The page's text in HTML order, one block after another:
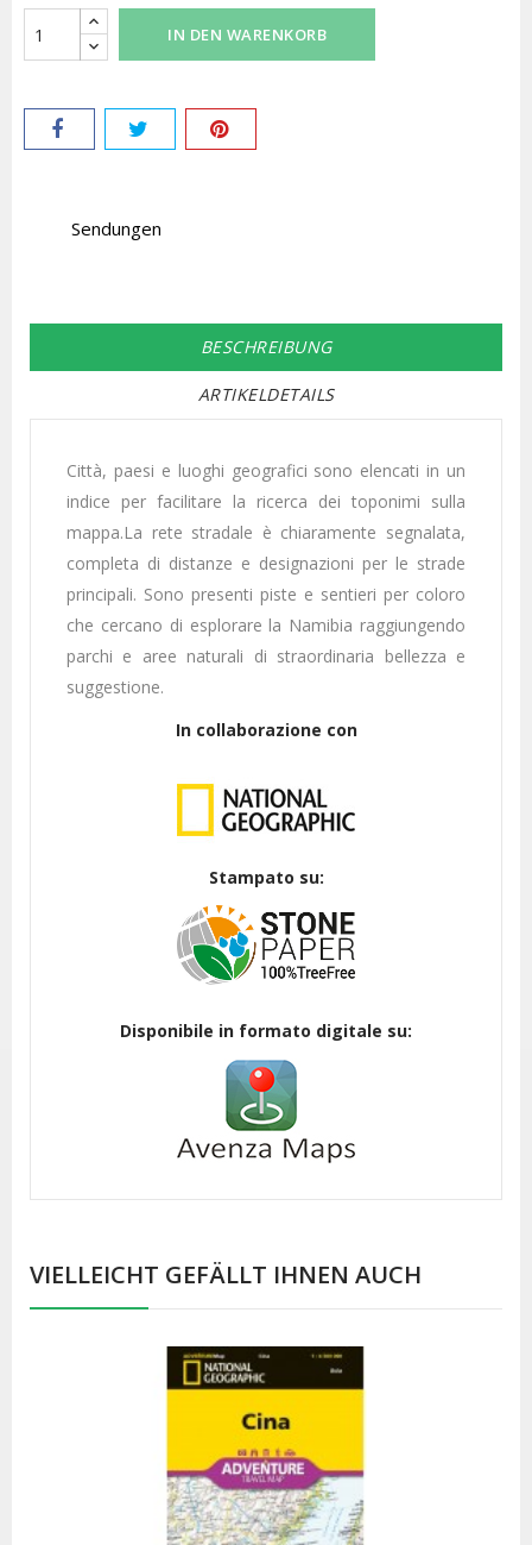
IN DEN WARENKORB
Sendungen
BESCHREIBUNG
ARTIKELDETAILS
Città, paesi e luoghi geografici sono elencati in un
indice per facilitare la ricerca dei toponimi sulla
mappa.La rete stradale è chiaramente segnalata,
completa di distanze e designazioni per le strade
principali. Sono presenti piste e sentieri per coloro
che cercano di esplorare la Namibia raggiungendo
parchi e aree naturali di straordinaria bellezza e
suggestione.
In collaborazione con
Stampato su:
Disponibile in formato digitale su:
VIELLEICHT GEFÄLLT IHNEN AUCH